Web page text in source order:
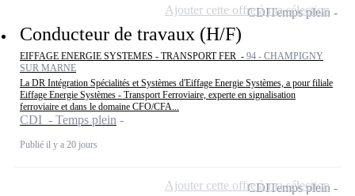
Conducteur de travaux (H/F)
EIFFAGE ENERGIE SYSTEMES - TRANSPORT FER - 94 - CHAMPIGNY
SUR MARNE
La DR Intégration Spécialités et Systèmes d'Eiffage Energie Systèmes, a pour filiale
Eiffage Energie Systèmes - Transport Ferroviaire, experte en signalisation
ferroviaire et dans le domaine CFO/CFA...
CDI - Temps plein
Publié il y a 20 jours
CDITemps plein
Ajouter cette offre à ma sélection
CDITemps plein
Ajouter cette offre à ma sélection